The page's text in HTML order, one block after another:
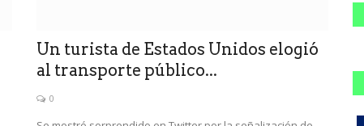
Un turista de Estados Unidos elogió
al transporte público...
0